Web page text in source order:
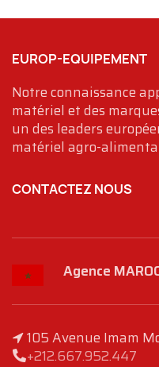
EUROP-EQUIPEMENT
Notre connaissance
matériel et des
un des leaders
matériel agro-
CONTACTEZ NOUS
Agence
105 Avenue Imam
+212.667.952.447